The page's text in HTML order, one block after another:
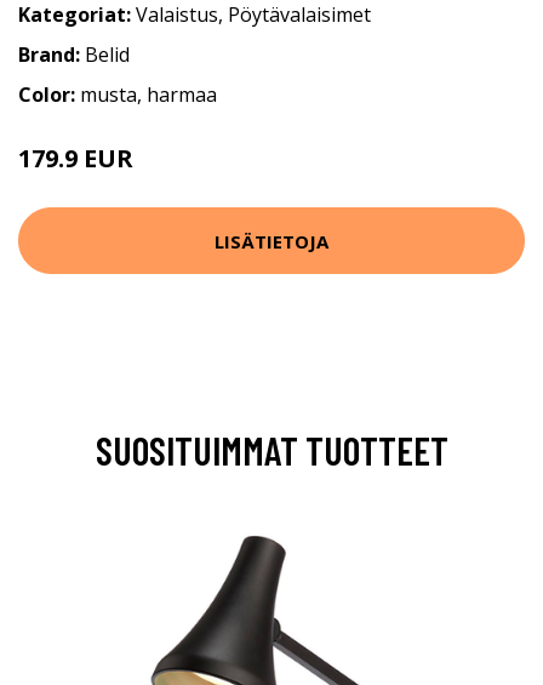
Kategoriat:Valaistus, Pöytävalaisimet
Brand: Belid
Color: musta, harmaa
179.9 EUR
LISÄTIETOJA
SUOSITUIMMAT TUOTTEET